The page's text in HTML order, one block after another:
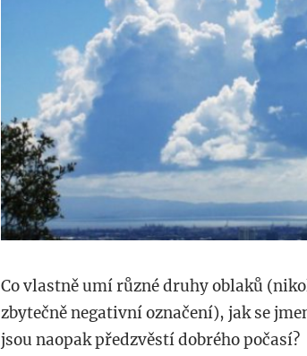
Co vlastně umí různé druhy oblaků
zbytečně negativní označení), jak se
jsou naopak předzvěstí dobrého počasí?